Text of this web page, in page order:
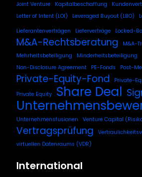
Joint Venture
Kapitalbeschaffung
Letter of Intent (LOI)
Leveraged Buyout (LBO)
Lieferantenverträgen
Lieferverträge Locked-
M&A-Rechtsberatung
M&A-
Mehrheitsbeteiligung
Minderheitsbeteiligung
Non-Disclosure Agreement
PE-Fonds Post-
Private-Equity-Fond
Private-
Private Equity
Share Deal
Unternehmensfusionen Venture Capital
Vertragsprüfung
virtuellen Datenraums (VDR)
International